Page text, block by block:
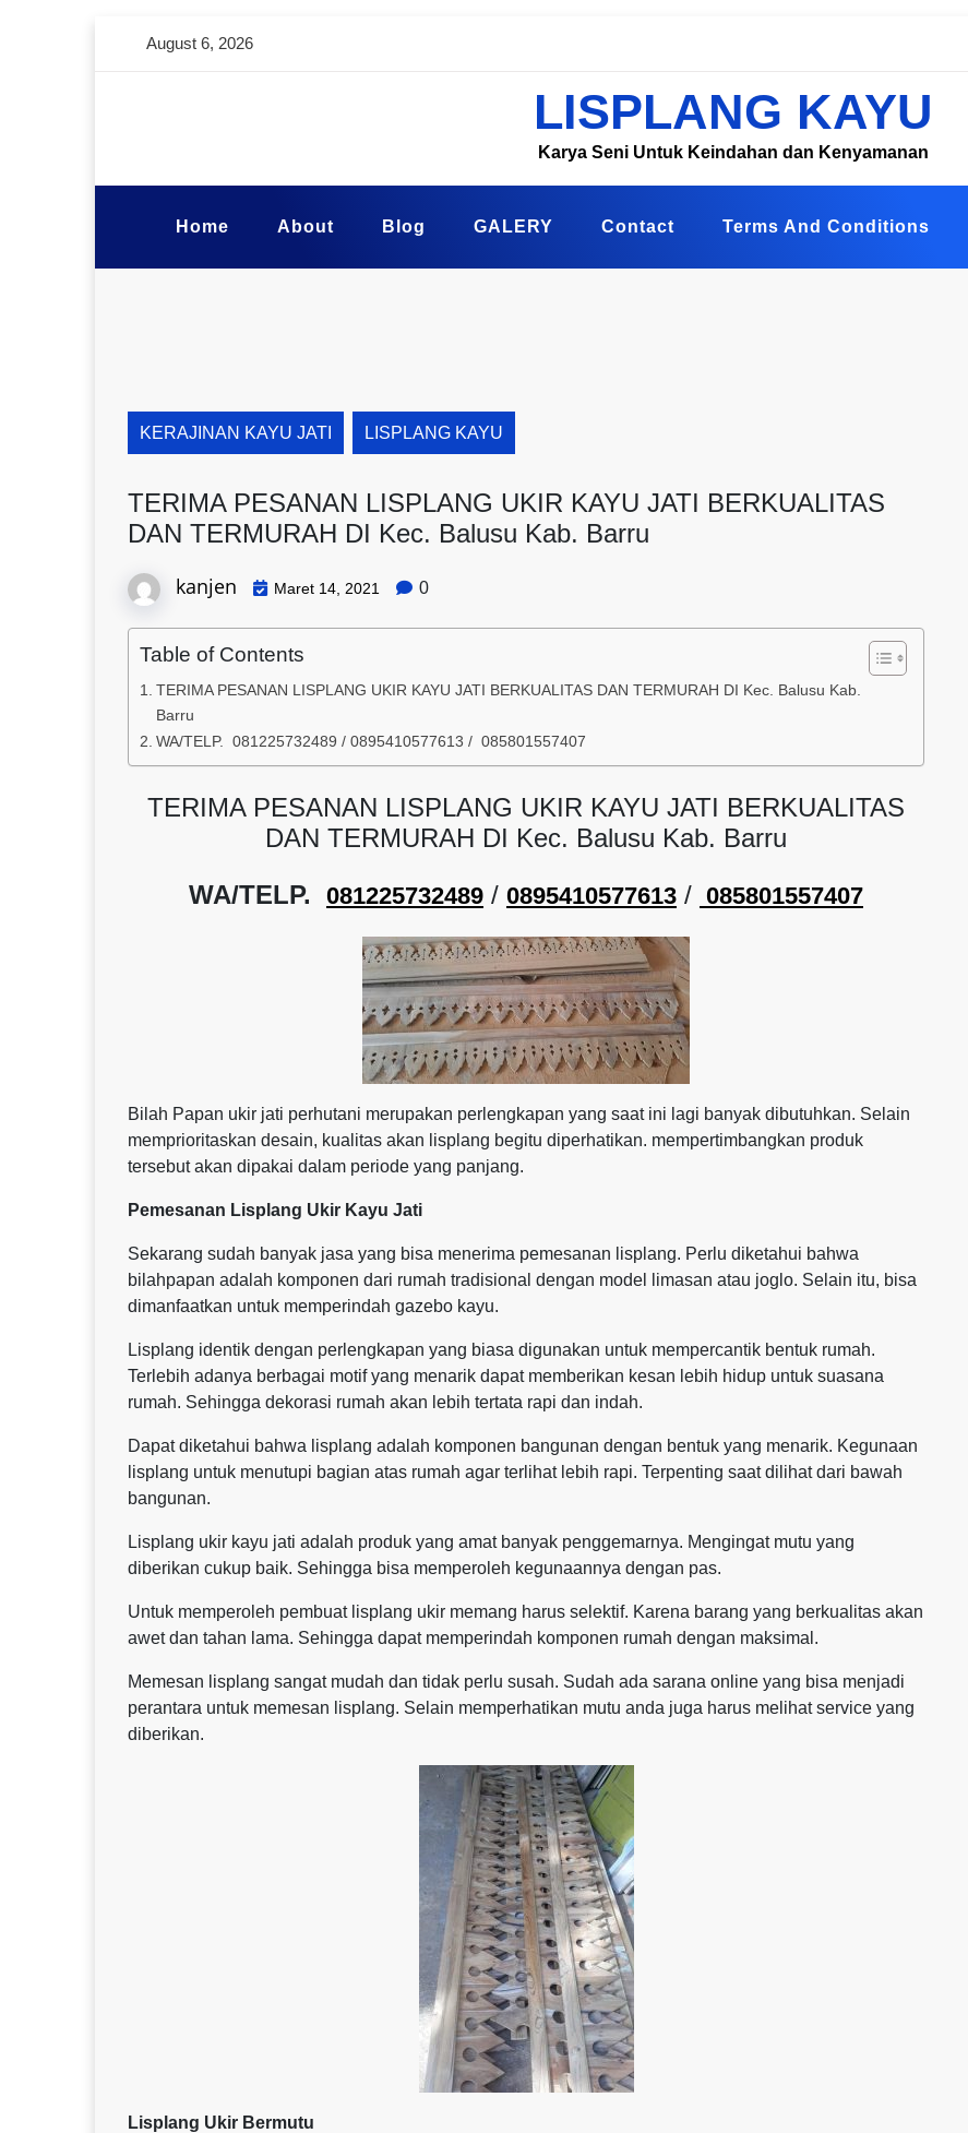
August 6, 2026
LISPLANG KAYU
Karya Seni Untuk Keindahan dan Kenyamanan
Home About Blog GALERY Contact Terms And Conditions
KERAJINAN KAYU JATI LISPLANG KAYU
TERIMA PESANAN LISPLANG UKIR KAYU JATI BERKUALITAS
DAN TERMURAH DI Kec. Balusu Kab. Barru
kanjen Maret 14, 2021 0
Table of Contents
TERIMA PESANAN LISPLANG UKIR KAYU JATI BERKUALITAS DAN TERMURAH DI Kec. Balusu Kab.
Barru
WA/TELP. 081225732489 / 0895410577613 / 085801557407
TERIMA PESANAN LISPLANG UKIR KAYU JATI BERKUALITAS
DAN TERMURAH DI Kec. Balusu Kab. Barru
WA/TELP. 081225732489 / 0895410577613 / 085801557407
Bilah Papan ukir jati perhutani merupakan perlengkapan yang saat ini lagi banyak dibutuhkan. Selain
memprioritaskan desain, kualitas akan lisplang begitu diperhatikan. mempertimbangkan produk
tersebut akan dipakai dalam periode yang panjang.
Pemesanan Lisplang Ukir Kayu Jati
Sekarang sudah banyak jasa yang bisa menerima pemesanan lisplang. Perlu diketahui bahwa
bilahpapan adalah komponen dari rumah tradisional dengan model limasan atau joglo. Selain itu, bisa
dimanfaatkan untuk memperindah gazebo kayu.
Lisplang identik dengan perlengkapan yang biasa digunakan untuk mempercantik bentuk rumah.
Terlebih adanya berbagai motif yang menarik dapat memberikan kesan lebih hidup untuk suasana
rumah. Sehingga dekorasi rumah akan lebih tertata rapi dan indah.
Dapat diketahui bahwa lisplang adalah komponen bangunan dengan bentuk yang menarik. Kegunaan
lisplang untuk menutupi bagian atas rumah agar terlihat lebih rapi. Terpenting saat dilihat dari bawah
bangunan.
Lisplang ukir kayu jati adalah produk yang amat banyak penggemarnya. Mengingat mutu yang
diberikan cukup baik. Sehingga bisa memperoleh kegunaannya dengan pas.
Untuk memperoleh pembuat lisplang ukir memang harus selektif. Karena barang yang berkualitas akan
awet dan tahan lama. Sehingga dapat memperindah komponen rumah dengan maksimal.
Memesan lisplang sangat mudah dan tidak perlu susah. Sudah ada sarana online yang bisa menjadi
perantara untuk memesan lisplang. Selain memperhatikan mutu anda juga harus melihat service yang
diberikan.
Lisplang Ukir Bermutu